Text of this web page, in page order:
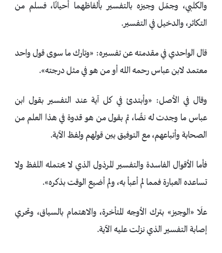
والكلبي، وجمّل وجيزه بالتفسير بألفاظهما أحيانًا، فسلم من
التكاثر، والدخيل في التفسير.
قال الواحدي في مقدمته عن تفسيره: «وتارك ما سوى قول واحد
معتمد لابن عباس رحمه الله أو من هو في مثل درجته».
وقال في الأصل: «وأبتدئ في كل آية عند التفسير بقول ابن
عباس ما وجدت له نصًّا، ثم بقول من هو قدوة في هذا العلم من
الصحابة وأتباعهم، مع التوفيق بين قولهم ولفظ الآية.
فأما الأقوال الفاسدة والتفسير المرذول الذي لا يحتمله اللفظ ولا
تساعده العبارة فمما لم أعبأ به، ولم أضيع الوقت بذكره».
علَا «‌الوجيز» بترك الأوجه المتأخرة، والاهتمام بالسياق، وتحري
إصابة التفسير الذي نزلت عليه الآية.